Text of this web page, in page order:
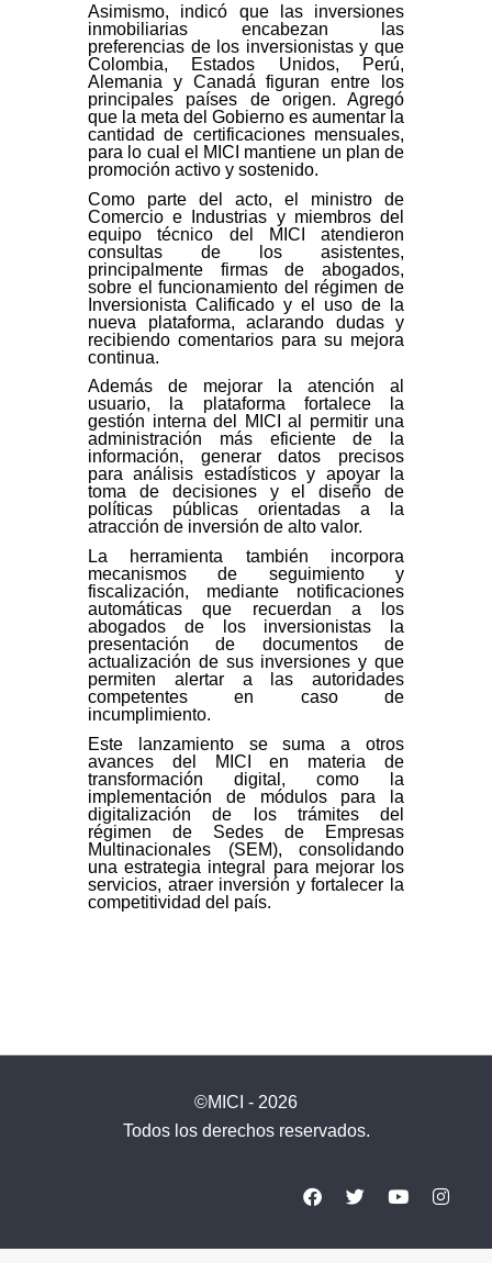
Asimismo, indicó que las inversiones
inmobiliarias encabezan las
preferencias de los inversionistas y que
Colombia, Estados Unidos, Perú,
Alemania y Canadá figuran entre los
principales países de origen. Agregó
que la meta del Gobierno es aumentar la
cantidad de certificaciones mensuales,
para lo cual el MICI mantiene un plan de
promoción activo y sostenido.
Como parte del acto, el ministro de
Comercio e Industrias y miembros del
equipo técnico del MICI atendieron
consultas de los asistentes,
principalmente firmas de abogados,
sobre el funcionamiento del régimen de
Inversionista Calificado y el uso de la
nueva plataforma, aclarando dudas y
recibiendo comentarios para su mejora
continua.
Además de mejorar la atención al
usuario, la plataforma fortalece la
gestión interna del MICI al permitir una
administración más eficiente de la
información, generar datos precisos
para análisis estadísticos y apoyar la
toma de decisiones y el diseño de
políticas públicas orientadas a la
atracción de inversión de alto valor.
La herramienta también incorpora
mecanismos de seguimiento y
fiscalización, mediante notificaciones
automáticas que recuerdan a los
abogados de los inversionistas la
presentación de documentos de
actualización de sus inversiones y que
permiten alertar a las autoridades
competentes en caso de
incumplimiento.
Este lanzamiento se suma a otros
avances del MICI en materia de
transformación digital, como la
implementación de módulos para la
digitalización de los trámites del
régimen de Sedes de Empresas
Multinacionales (SEM), consolidando
una estrategia integral para mejorar los
servicios, atraer inversión y fortalecer la
competitividad del país.
©MICI - 2026
Todos los derechos reservados.